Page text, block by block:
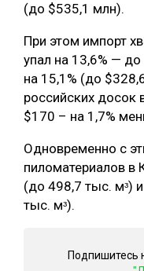
ЛЕСОПИЛЕНИЕ
ДЕРЕВЯННОЕ
БЕЗОПАСНОЕ
СОРТИРОВКА
СУШКА ДРЕВЕСИНЫ
МЕБЕЛЬНОЕ
(до $535,1 млн).
При этом импорт
упал на 13,6% —
на 15,1% (до
российских досок
$170 – на 1,7%
Одновременно с
пиломатериалов в
(до 498,7 тыс. мᶟ)
тыс. мᶟ).
Подпишитесь